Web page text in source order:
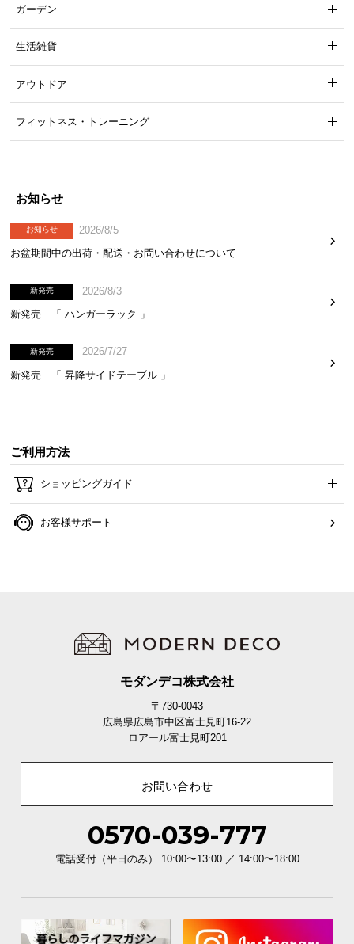
白熱電球とLED電球に対応。仕様をご確認の上、シ
ェードサイズに適した電球をご使用ください。
口金サイズ
適用光源の定
格消費電力
調光機能について
電球に調光機能が付いているものはご使用いただ
けますが、調光機能のついた壁スイッチは故障や
発火の原因となるためご使用いただけません。
適用畳数は約11畳。ワンルームだけでなくリビング
ガーデン
生活雑貨
アウトドア
フィットネス・トレーニング
お知らせ
お知らせ
2026/8/5
お盆期間中の出荷・配送・お問い合わせについて
新発売
2026/8/3
新発売 「 ハンガーラック 」
新発売
2026/7/27
新発売 「 昇降サイドテーブル 」
ご利用方法
ショッピングガイド
お客様サポート
モダンデコ株式会社
〒730-0043
広島県広島市中区富士見町16-22
ロアール富士見町201
お問い合わせ
0570-039-777
電話受付（平日のみ） 10:00〜13:00 ／ 14:00〜18:00